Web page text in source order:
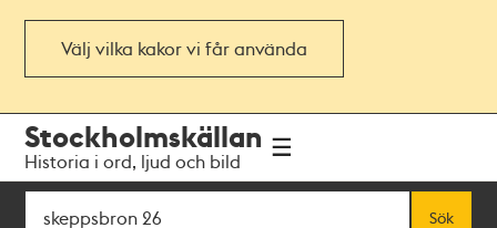
Välj vilka kakor vi får använda
navigationen
huvudinnehållet
Stockholmskällan
Historia i ord, ljud och bild
Sök
Sök